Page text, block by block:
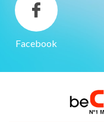
Facebook